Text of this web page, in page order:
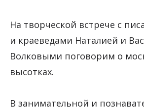
На творческой встрече с
и краеведами Наталией и
Волковыми поговорим о
высотках.
В занимательной и